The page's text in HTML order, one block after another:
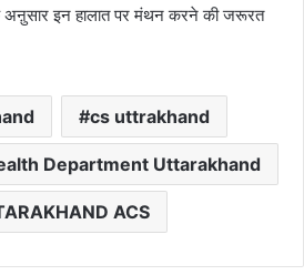
अऩुसार इन हालात पर मंथन करने की जरूरत
cs uttrakhand
Department Uttarakhand
ACS